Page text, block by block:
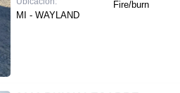
MI - WAYLAND
Fire/burn